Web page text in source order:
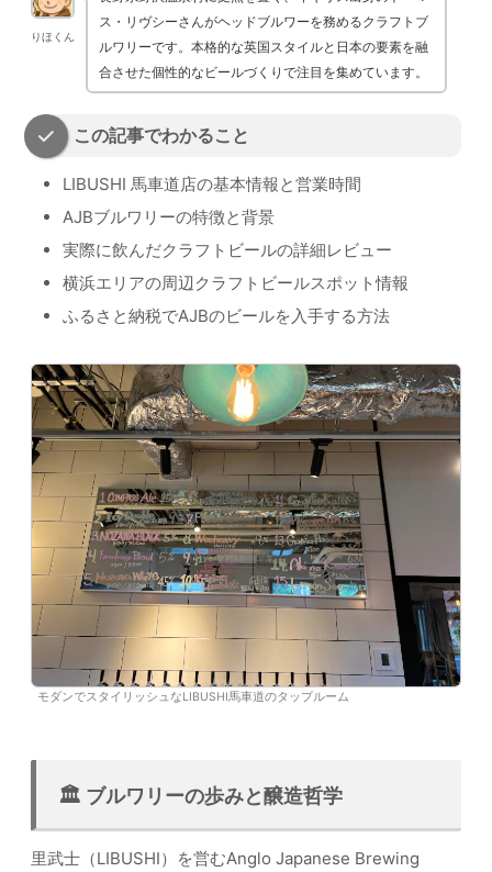
りほくん
ス・リヴシーさんがヘッドブルワーを務めるクラフトブ
ルワリーです。本格的な英国スタイルと日本の要素を融
合させた個性的なビールづくりで注目を集めています。
この記事でわかること
LIBUSHI 馬車道店の基本情報と営業時間
AJBブルワリーの特徴と背景
実際に飲んだクラフトビールの詳細レビュー
横浜エリアの周辺クラフトビールスポット情報
ふるさと納税でAJBのビールを入手する方法
モダンでスタイリッシュなLIBUSHI馬車道のタップルーム
🏛️ ブルワリーの歩みと醸造哲学
里武士（LIBUSHI）を営むAnglo Japanese Brewing